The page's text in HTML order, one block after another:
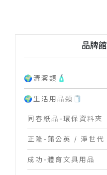
品牌館
🌍清潔類🧴
🌍生活用品類🧻
同春紙品-環保資料夾
正隆-蒲公英 / 淨世代
成功-體育文具用品